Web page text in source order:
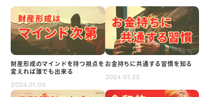
財産形成のマインドを持つ視点を
変えれば誰でも出来る
2024.01.05
お金持ちに共通する習慣を知る
2024.01.25